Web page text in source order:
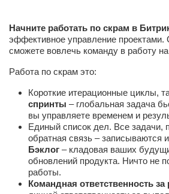
Начните работать по скрам в
эффективное управление
сможете вовлечь команду в работу на
Работа по скрам это:
Короткие итерационные циклы,
спринты – глобальная задача
вы управляете временем и
Единый список дел. Все задачи,
обратная связь – записываются
Бэклог – кладовая ваших
обновлений продукта. Ничто не
работы.
Командная ответственность за